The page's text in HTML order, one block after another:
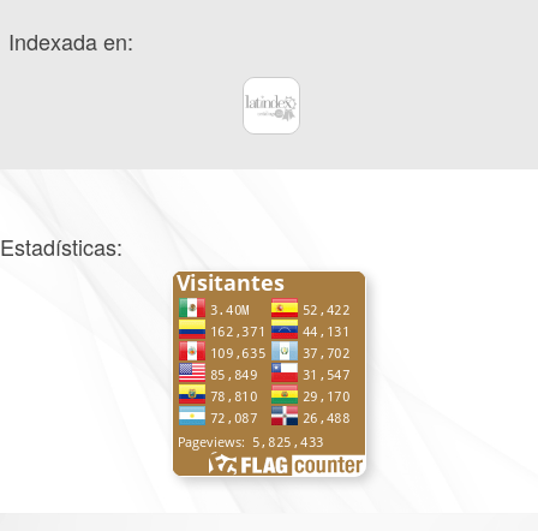
Indexada en:
Estadísticas: